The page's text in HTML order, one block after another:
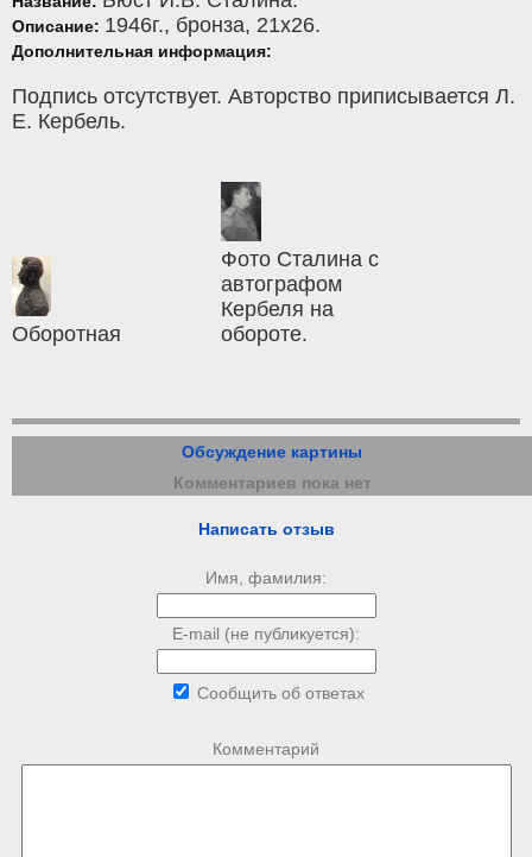
Описание: 1946г., бронза, 21x26.
Дополнительная информация:
Подпись отсутствует. Авторство приписывается Л.
Е. Кербель.
Оборотная
Фото Сталина с
автографом
Кербеля на
обороте.
Обсуждение картины
Комментариев пока нет
Написать отзыв
Имя, фамилия:
E-mail (не публикуется):
Сообщить об ответах
Комментарий